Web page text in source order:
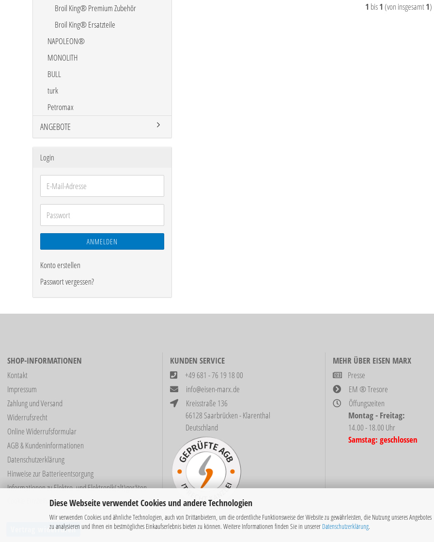
Diese Webseite verwendet Cookies und andere Technologien
Wir verwenden Cookies und ähnliche Technologien, auch von Drittanbietern, um die ordentliche Funktionsweise der Website zu gewährleisten, die Nutzung unseres Angebotes
zu analysieren und Ihnen ein bestmögliches Einkaufserlebnis bieten zu können. Weitere Informationen finden Sie in unserer Datenschutzerklärung.
1 bis1 (von insgesamt1)
Broil King® Premium Zubehör
Broil King® Ersatzteile
NAPOLEON®
MONOLITH
BULL
turk
Petromax
ANGEBOTE
Login
E-
Mail-
Adresse
Passwort
ANMELDEN
Konto erstellen
Passwort vergessen?
SHOP-INFORMATIONEN
Kontakt
Impressum
Zahlung und Versand
Widerrufsrecht
Online Widerrufsformular
AGB & Kundeninformationen
Datenschutzerklärung
Hinweise zur Batterieentsorgung
Informationen zu Elektro- und Elektronik(alt)geräten
Cookie Einstellungen
KUNDEN SERVICE
+49 681 - 76 19 18 00
info@eisen-marx.de
Kreisstraße 136
66128 Saarbrücken - Klarenthal
Deutschland
MEHR ÜBER EISEN MARX
Presse
EM ® Tresore
Öffungszeiten
Montag - Freitag:
14.00 - 18.00 Uhr
Samstag: geschlossen
Vertrag widerrufen